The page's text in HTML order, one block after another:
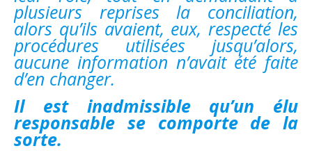
plusieurs reprises la conciliation,
alors qu’ils avaient, eux, respecté les
procédures utilisées jusqu’alors,
aucune information n’avait été faite
d’en changer.
Il est inadmissible qu’un élu
responsable se comporte de la
sorte.